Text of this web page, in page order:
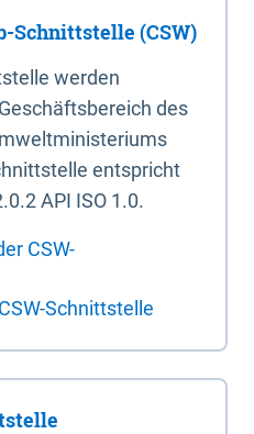
Schnittstelle (CSW)
werden
des
entspricht
API ISO 1.0.
CSW-
Schnittstelle